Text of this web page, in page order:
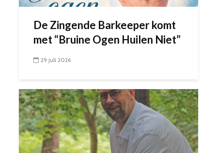
De Zingende Barkeeper komt
met “Bruine Ogen Huilen Niet”
29 juli 2026